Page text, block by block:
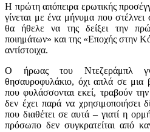
Η πρώτη απόπειρα ερωτικής
γίνεται με ένα μήνυμα που
θα ήθελε να της δείξει την
ποιημάτων» και της «Εποχής στην
αντίστοιχα.
Ο ήρωας του Ντεζεράμπλ
θησαυροφυλάκιο, όχι απλά σε μια
που φυλάσσονται εκεί, τραβούν
δεν έχει παρά να χρησιμοποιήσει
που διαθέτει σε αυτά – γιατί η
πρόσωπο δεν συγκρατείται από